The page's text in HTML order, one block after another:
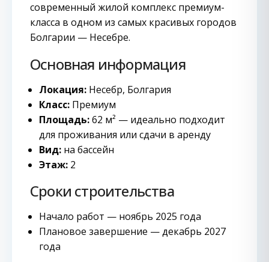
современный жилой комплекс премиум-
класса в одном из самых красивых городов
Болгарии — Несебре.
Основная информация
Локация: Несебр, Болгария
Класс: Премиум
Площадь:62 м² — идеально подходит
для проживания или сдачи в аренду
Вид: на бассейн
Этаж: 2
Сроки строительства
Начало работ — ноябрь 2025 года
Плановое завершение — декабрь 2027
года